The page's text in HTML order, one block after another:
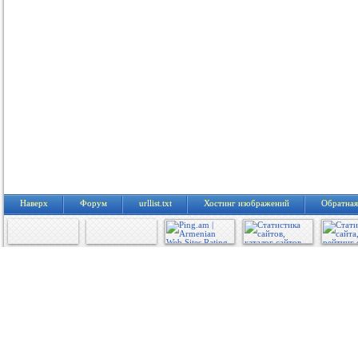
Предчувствие (2013) 1373
Перевозчик (2013) се... 1373
Наверх Форум urllist.txt Хостинг изображений Обратная